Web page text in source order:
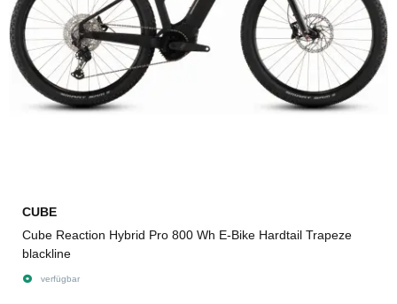
CUBE
Cube Reaction Hybrid Pro 800 Wh E-Bike Hardtail Trapeze
blackline
verfügbar